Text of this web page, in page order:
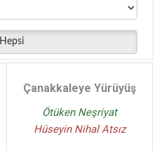
Hepsi
Çanakkaleye Yürüyüş
Ötüken Neşriyat
Hüseyin Nihal Atsız